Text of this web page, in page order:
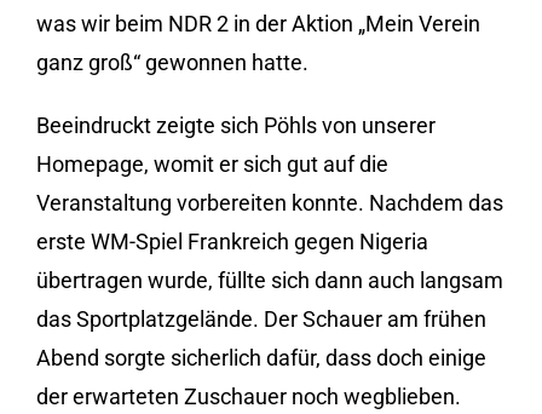
was wir beim NDR 2 in der Aktion „Mein Verein
ganz groß“ gewonnen hatte.
Beeindruckt zeigte sich Pöhls von unserer
Homepage, womit er sich gut auf die
Veranstaltung vorbereiten konnte. Nachdem das
erste WM-Spiel Frankreich gegen Nigeria
übertragen wurde, füllte sich dann auch langsam
das Sportplatzgelände. Der Schauer am frühen
Abend sorgte sicherlich dafür, dass doch einige
der erwarteten Zuschauer noch wegblieben.